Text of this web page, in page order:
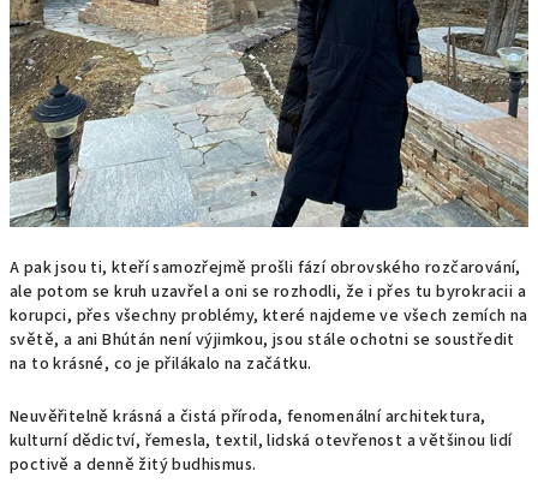
A pak jsou ti, kteří samozřejmě prošli fází obrovského rozčarování,
ale potom se kruh uzavřel a oni se rozhodli, že i přes tu byrokracii a
korupci, přes všechny problémy, které najdeme ve všech zemích na
světě, a ani Bhútán není výjimkou, jsou stále ochotni se soustředit
na to krásné, co je přilákalo na začátku.
Neuvěřitelně krásná a čistá příroda, fenomenální architektura,
kulturní dědictví, řemesla, textil, lidská otevřenost a většinou lidí
poctivě a denně žitý budhismus.